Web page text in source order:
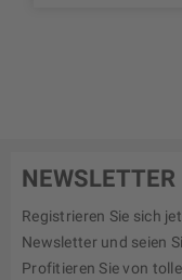
NEWSLETTER
Registrieren Sie sich
Newsletter und seien
Profitieren Sie von